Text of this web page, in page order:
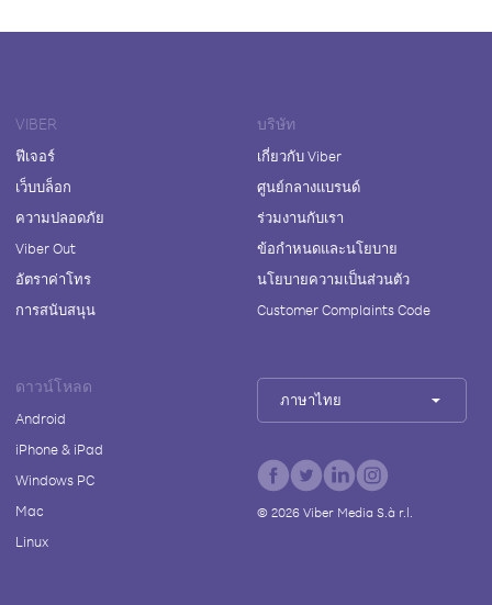
VIBER
ฟีเจอร์
เว็บบล็อก
ความปลอดภัย
Viber Out
อัตราค่าโทร
การสนับสนุน
บริษัท
เกี่ยวกับ Viber
ศูนย์กลางแบรนด์
ร่วมงานกับเรา
ข้อกำหนดและนโยบาย
นโยบายความเป็นส่วนตัว
Customer Complaints Code
ดาวน์โหลด
Android
iPhone & iPad
Windows PC
Mac
Linux
ภาษาไทย
© 2026Viber Media S.à r.l.